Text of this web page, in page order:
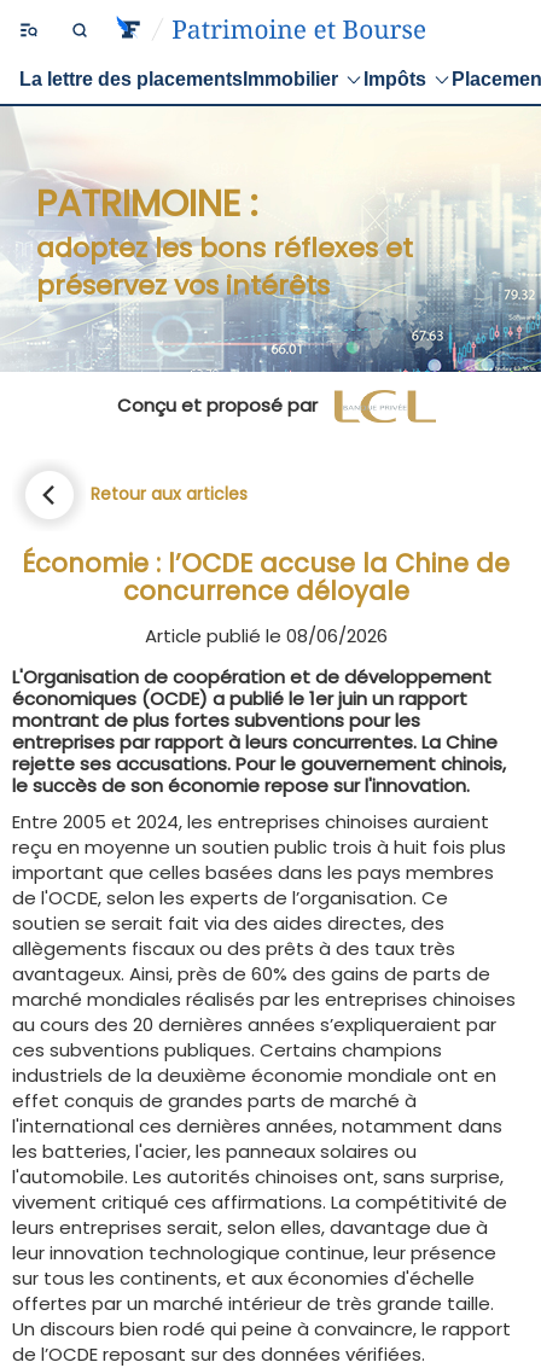
La lettre des placements Immobilier Impôts
PATRIMOINE :
adoptez les bons réflexes et
préservez vos intérêts
Conçu et proposé par
Retour aux articles
Économie : l’OCDE accuse la Chine de
concurrence déloyale
Article publié le 08/06/2026
L'Organisation de coopération et de développement
économiques (OCDE) a publié le 1er juin un rapport
montrant de plus fortes subventions pour les
entreprises par rapport à leurs concurrentes. La Chine
rejette ses accusations. Pour le gouvernement chinois,
le succès de son économie repose sur l'innovation.
Entre 2005 et 2024, les entreprises chinoises auraient
reçu en moyenne un soutien public trois à huit fois plus
important que celles basées dans les pays membres
de l'OCDE, selon les experts de l’organisation. Ce
soutien se serait fait via des aides directes, des
allègements fiscaux ou des prêts à des taux très
avantageux. Ainsi, près de 60% des gains de parts de
marché mondiales réalisés par les entreprises chinoises
au cours des 20 dernières années s’expliqueraient par
ces subventions publiques. Certains champions
industriels de la deuxième économie mondiale ont en
effet conquis de grandes parts de marché à
l'international ces dernières années, notamment dans
les batteries, l'acier, les panneaux solaires ou
l'automobile. Les autorités chinoises ont, sans surprise,
vivement critiqué ces affirmations. La compétitivité de
leurs entreprises serait, selon elles, davantage due à
leur innovation technologique continue, leur présence
sur tous les continents, et aux économies d'échelle
offertes par un marché intérieur de très grande taille.
Un discours bien rodé qui peine à convaincre, le rapport
de l’OCDE reposant sur des données vérifiées.